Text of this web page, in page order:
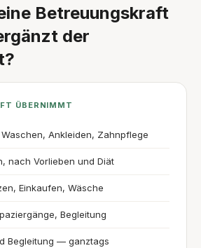
Betreuungskraft
der
ÜBERNIMMT
Ankleiden, Zahnpflege
nach Vorlieben und Diät
Einkaufen, Wäsche
Begleitung
Begleitung — ganztags